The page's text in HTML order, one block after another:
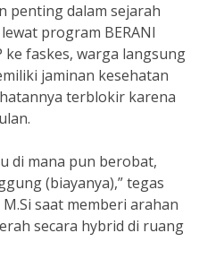
penting dalam sejarah
program BERANI
ke faskes, warga langsung
jaminan kesehatan
terblokir karena
di mana pun berobat,
(biayanya),” tegas
saat memberi arahan
secara hybrid di ruang